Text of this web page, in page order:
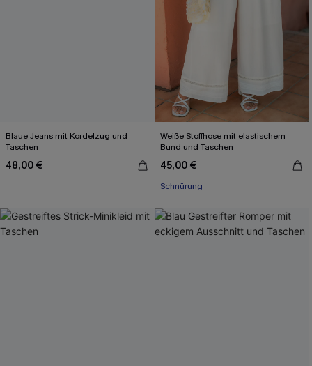
Blaue Jeans mit Kordelzug und
Taschen
48,00 €
Weiße Stoffhose mit elastischem
Bund und Taschen
45,00 €
Schnürung